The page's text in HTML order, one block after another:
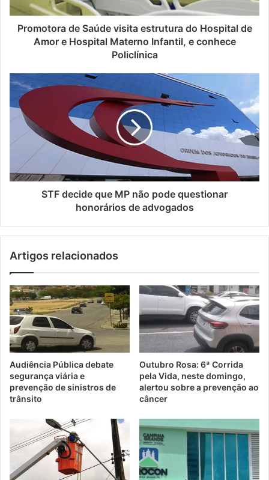
e
Promotora de Saúde visita estrutura do Hospital de
Amor e Hospital Materno Infantil, e conhece
Policlínica
STF decide que MP não pode questionar
honorários de advogados
Artigos relacionados
Audiência Pública debate
segurança viária e
prevenção de sinistros de
trânsito
Outubro Rosa: 6ª Corrida
pela Vida, neste domingo,
alertou sobre a prevenção ao
câncer